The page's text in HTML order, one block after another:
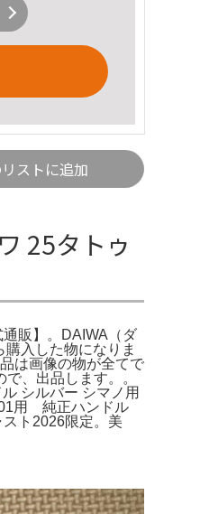
ストに追加
25タトゥ
販】。DAIWA（ダ
入した物になりま
は画像の物が全てで
、出品します。。
シルバー シマノ用
用 純正ハンドル
ト2026限定。美